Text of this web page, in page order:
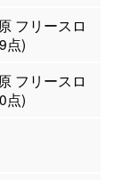
フリースロ
点)
フリースロ
点)